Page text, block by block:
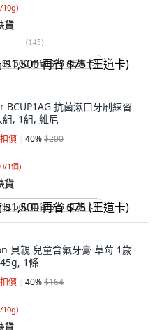
10g)
貨
(145)
$1,500 再省 $75 (王道卡)
BCUP1AG 抗菌漱口牙刷練習
, 1組, 維尼
價 40%$200
1個)
貨
$1,500 再省 $75 (王道卡)
貝親 兒童含氟牙膏 草莓 1歲
1條
價 40%$164
10g)
貨